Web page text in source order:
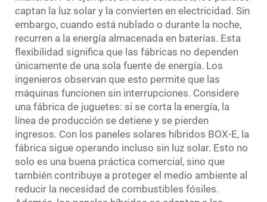
captan la luz solar y la convierten en electricidad. Sin
embargo, cuando está nublado o durante la noche,
recurren a la energía almacenada en baterías. Esta
flexibilidad significa que las fábricas no dependen
únicamente de una sola fuente de energía. Los
ingenieros observan que esto permite que las
máquinas funcionen sin interrupciones. Considere
una fábrica de juguetes: si se corta la energía, la
línea de producción se detiene y se pierden
ingresos. Con los paneles solares híbridos BOX-E, la
fábrica sigue operando incluso sin luz solar. Esto no
solo es una buena práctica comercial, sino que
también contribuye a proteger el medio ambiente al
reducir la necesidad de combustibles fósiles.